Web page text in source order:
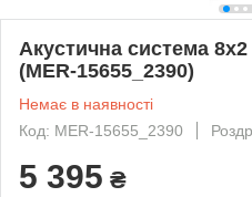
Акустична система
(MER-15655_2390)
Немає в наявності
Код: MER-15655_2390
5 395 ₴